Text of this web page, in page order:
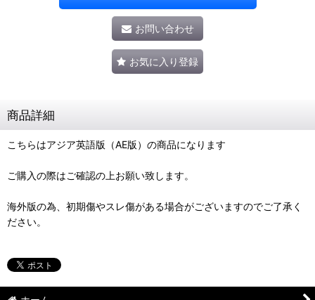
お問い合わせ
お気に入り登録
商品詳細
こちらはアジア英語版（AE版）の商品になります
ご購入の際はご確認の上お願い致します。
海外版の為、初期傷やスレ傷がある場合がございますのでご了承く
ださい。